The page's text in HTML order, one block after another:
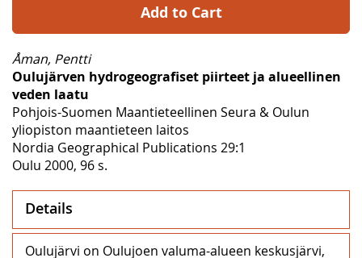
Add to Cart
Åman, Pentti
Oulujärven hydrogeografiset piirteet ja alueellinen
veden laatu
Pohjois-Suomen Maantieteellinen Seura & Oulun
yliopiston maantieteen laitos
Nordia Geographical Publications 29:1
Oulu 2000, 96 s.
Details
Oulujärvi on Oulujoen valuma-alueen keskusjärvi,